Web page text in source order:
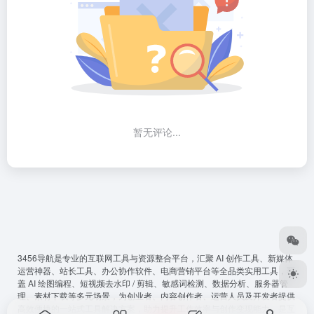
暂无评论...
3456导航是专业的互联网工具与资源整合平台，汇聚 AI 创作工具、新媒体
运营神器、站长工具、办公协作软件、电商营销平台等全品类实用工具，覆
盖 AI 绘图编程、短视频去水印 / 剪辑、敏感词检测、数据分析、服务器管
理、素材下载等多元场景，为创业者、内容创作者、运营人员及开发者提供
高效便捷的一站式工具解决方案，助力提升工作效率与创作变现能力，是互